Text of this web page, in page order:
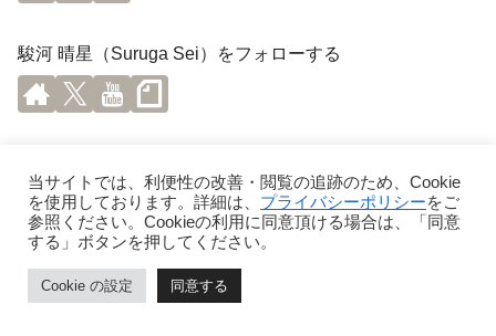
駿河 晴星（Suruga Sei）をフォローする
当サイトでは、利便性の改善・閲覧の追跡のため、Cookie
を使用しております。詳細は、 プライバシーポリシーをご
参照ください。Cookieの利用に同意頂ける場合は、「同意
する」ボタンを押してください。
Cookie の設定 同意する